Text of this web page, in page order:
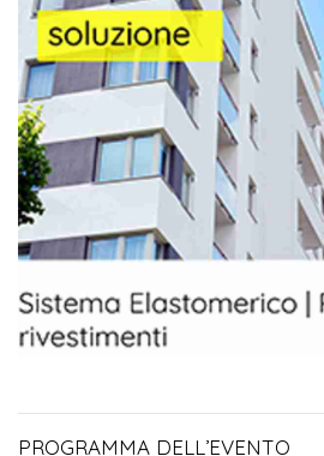
PROGRAMMA DELL’EVENTO